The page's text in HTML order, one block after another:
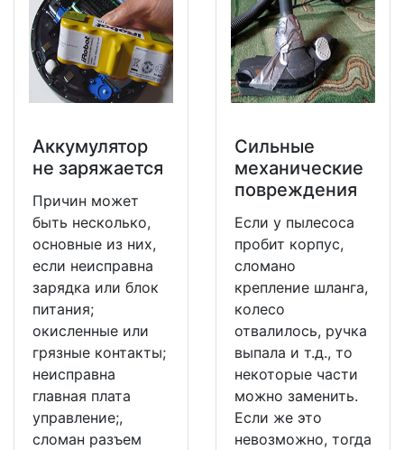
Аккумулятор
не заряжается
Причин может
быть несколько,
основные из них,
если неисправна
зарядка или блок
питания;
окисленные или
грязные контакты;
неисправна
главная плата
управление;,
сломан разъем
Сильные
механические
повреждения
Если у пылесоса
пробит корпус,
сломано
крепление шланга,
колесо
отвалилось, ручка
выпала и т.д., то
некоторые части
можно заменить.
Если же это
невозможно, тогда